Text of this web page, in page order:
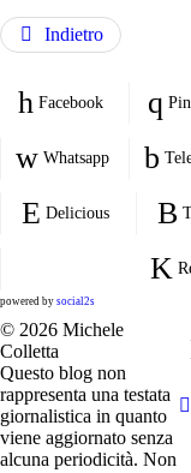
Indietro
Facebook
Whatsapp
Delicious
powered by social2s
© 2026 Michele
Colletta
Questo blog non
rappresenta una testata
giornalistica in quanto
viene aggiornato senza
alcuna periodicità. Non